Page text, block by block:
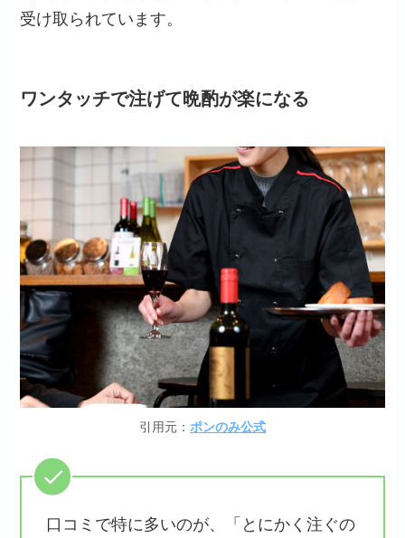
受け取られています。
ワンタッチで注げて晩酌が楽になる
引用元： ポンのみ公式
口コミで特に多いのが、「とにかく注ぐの